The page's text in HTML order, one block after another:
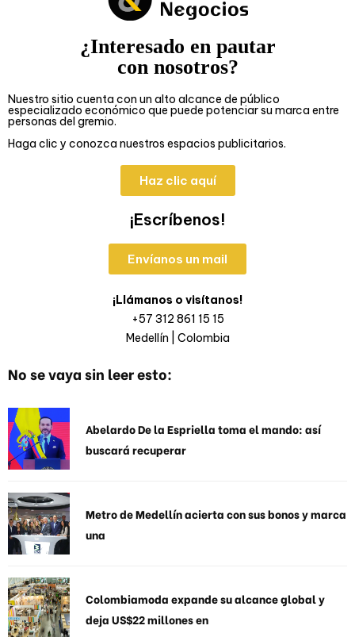
¿Interesado en pautar
con nosotros?
Nuestro sitio cuenta con un alto alcance de público
especializado económico que puede potenciar su marca entre
personas del gremio.
Haga clic y conozca nuestros espacios publicitarios.
Haz clic aquí
¡Escríbenos!
Envíanos un mail
¡Llámanos o visítanos!
+57 312 861 15 15
Medellín | Colombia
No se vaya sin leer esto:
Abelardo De la Espriella toma el mando: así
buscará recuperar
Metro de Medellín acierta con sus bonos y marca
una
Colombiamoda expande su alcance global y
deja US$22 millones en